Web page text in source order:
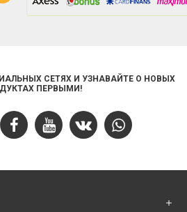
СЕТЯХ И УЗНАВАЙТЕ О НОВЫХ
ПЕРВЫМИ!